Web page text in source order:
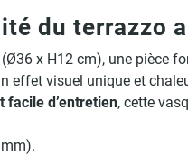
du terrazzo
(Ø36 x H12 cm), une pièce
effet visuel unique et
facile d’entretien, cette